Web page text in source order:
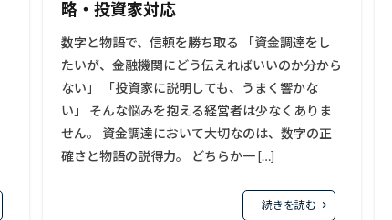
略・投資家対応
数字と物語で、信頼を勝ち取る 「資金調達をし
たいが、金融機関にどう伝えればいいのか分から
ない」 「投資家に説明しても、うまく響かな
い」 そんな悩みを抱える経営者は少なくありま
せん。 資金調達において大切なのは、数字の正
確さと物語の説得力。 どちらか一 […]
続きを読む